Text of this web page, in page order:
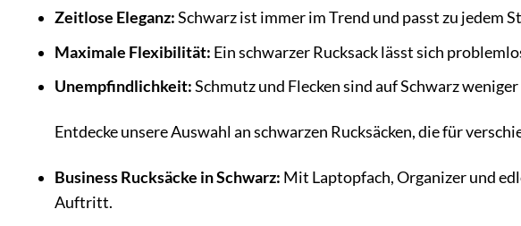
Zeitlose Eleganz:Schwarz ist immer im Trend und passt zu jedem
Maximale Flexibilität: Ein schwarzer Rucksack lässt sich
Unempfindlichkeit:Schmutz und Flecken sind auf Schwarz
Entdecke unsere Auswahl an schwarzen Rucksäcken, die für
Business Rucksäcke in Schwarz: Mit Laptopfach, Organizer und
Auftritt.